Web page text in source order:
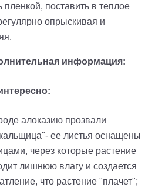
пленкой, поставить в теплое
опрыскивая и
информация:
алоказию прозвали
ее листья оснащены
через которые растение
лишнюю влагу и создается
что растение "плачет";